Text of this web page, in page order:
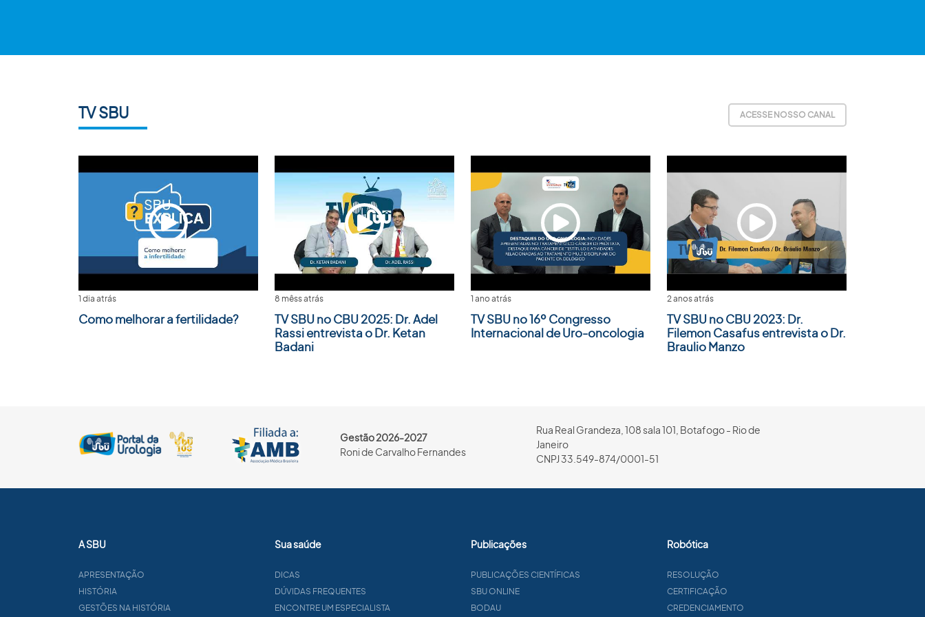
TV SBU ACESSE NOSSO CANAL
1 dia atrás
Como melhorar a fertilidade?
8 mêss atrás
TV SBU no CBU 2025: Dr. Adel
Rassi entrevista o Dr. Ketan
Badani
1 ano atrás
TV SBU no 16º Congresso
Internacional de Uro-oncologia
2 anos atrás
TV SBU no CBU 2023: Dr.
Filemon Casafus entrevista o Dr.
Braulio Manzo
Gestão 2026-2027
Roni de Carvalho Fernandes
Rua Real Grandeza, 108 sala 101, Botafogo - Rio de
Janeiro
CNPJ 33.549-874/0001-51
A SBU
APRESENTAÇÃO
HISTÓRIA
GESTÕES NA HISTÓRIA
Sua saúde
DICAS
DÚVIDAS FREQUENTES
ENCONTRE UM ESPECIALISTA
Publicações
PUBLICAÇÕES CIENTÍFICAS
SBU ONLINE
BODAU
Robótica
RESOLUÇÃO
CERTIFICAÇÃO
CREDENCIAMENTO